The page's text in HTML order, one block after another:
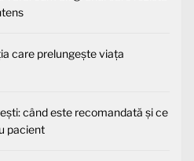
care prelungește viața
când este recomandată și ce
pacient